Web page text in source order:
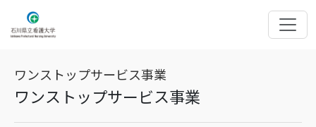
ワンストップサービス事業
ワンストップサービス事業